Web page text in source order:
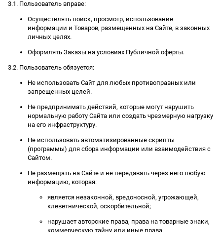
3.1. Пользователь вправе:
Осуществлять поиск, просмотр, использование
информации и Товаров, размещенных на Сайте, в законных
личных целях.
Оформлять Заказы на условиях Публичной оферты.
3.2. Пользователь обязуется:
Не использовать Сайт для любых противоправных или
запрещенных целей.
Не предпринимать действий, которые могут нарушить
нормальную работу Сайта или создать чрезмерную нагрузку
на его инфраструктуру.
Не использовать автоматизированные скрипты
(программы) для сбора информации или взаимодействия с
Сайтом.
Не размещать на Сайте и не передавать через него любую
информацию, которая:
является незаконной, вредоносной, угрожающей,
клеветнической, оскорбительной;
нарушает авторские права, права на товарные знаки,
коммерческую тайну или иные права